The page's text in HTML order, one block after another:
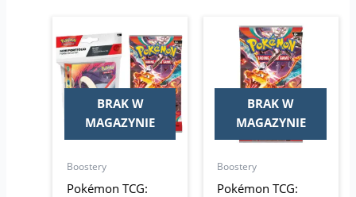
BRAK W
MAGAZYNIE
Boostery
Pokémon TCG:
BRAK W
MAGAZYNIE
Boostery
Pokémon TCG: